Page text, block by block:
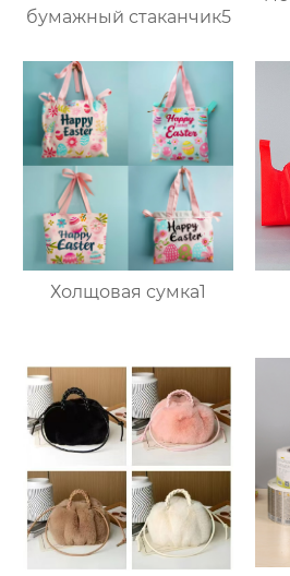
бумажный стаканчик5
Холщовая сумка1